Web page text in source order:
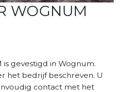
WOGNUM
is gevestigd in Wognum.
het bedrijf beschreven. U
contact met het